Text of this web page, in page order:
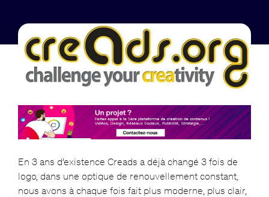
En 3 ans d’existence Creads a déjà changé 3 fois de
logo, dans une optique de renouvellement constant,
nous avons à chaque fois fait plus moderne, plus clair,